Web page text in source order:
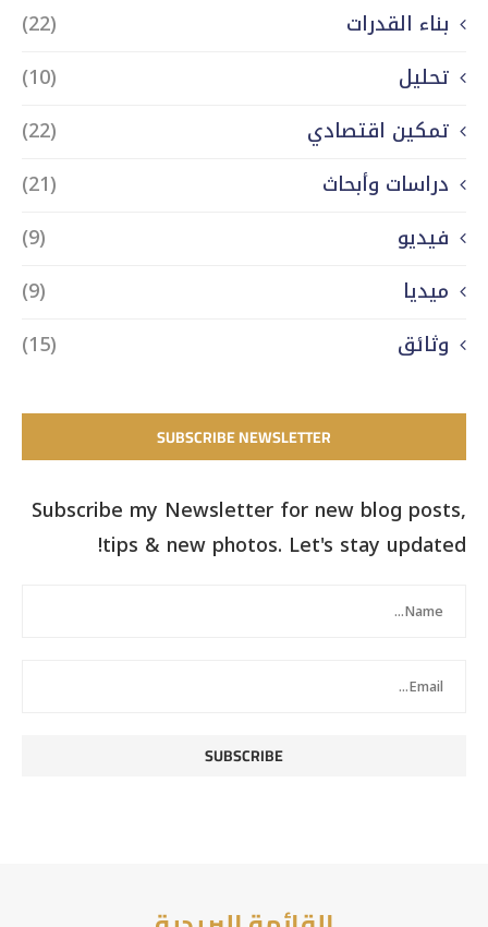
بناء القدرات
(22)
تحليل
(10)
تمكين اقتصادي
(22)
دراسات وأبحاث
(21)
فيديو
(9)
ميديا
(9)
وثائق
(15)
SUBSCRIBE NEWSLETTER
Subscribe my Newsletter for new blog posts,
tips & new photos. Let's stay updated!